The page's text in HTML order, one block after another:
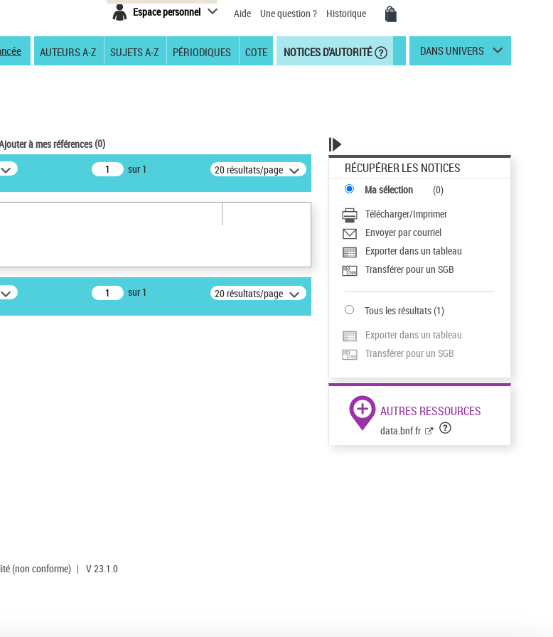
Espace personnel Aide Une question ? Historique
AUTEURS A-Z SUJETS A-Z PÉRIODIQUES COTE NOTICES D'AUTORITÉ DANS UNIVERS
à mes références(0)
sur 1 20 résultats/page
sur 1 20 résultats/page
RÉCUPÉRER LES NOTICES
Ma sélection (0)
Télécharger/Imprimer
Envoyer par courriel
Exporter dans un tableau
Transférer pour un SGB
Tous les résultats(1)
Exporter dans un tableau
Transférer pour un SGB
AUTRES RESSOURCES
data.bnf.fr
(non conforme) | V 23.1.0